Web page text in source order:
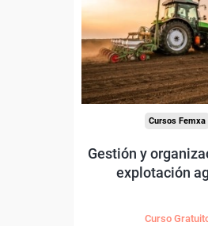
Para
trabajadores y
-Agricultura y
Cursos Femxa
Gestión y
explotación
Curso